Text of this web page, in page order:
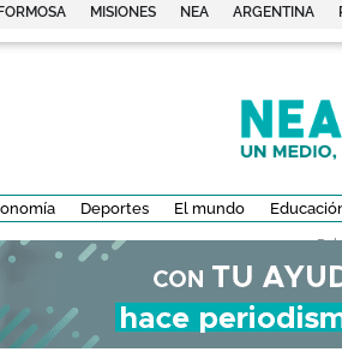
FORMOSA MISIONES NEA ARGENTINA
Deportes El mundo
-